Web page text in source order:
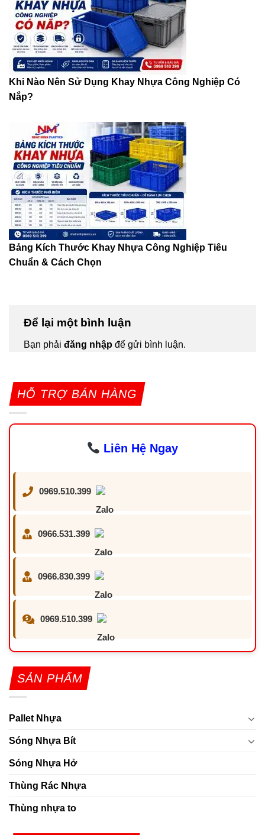
Khi Nào Nên Sử Dụng Khay Nhựa Công Nghiệp Có
Nắp?
Bảng Kích Thước Khay Nhựa Công Nghiệp Tiêu
Chuẩn & Cách Chọn
Để lại một bình luận
Bạn phải đăng nhập để gửi bình luận.
HỖ TRỢ BÁN HÀNG
Liên Hệ Ngay
0969.510.399
0966.531.399
0966.830.399
0969.510.399
SẢN PHẨM
Pallet Nhựa
Sóng Nhựa Bít
Sóng Nhựa Hở
Thùng Rác Nhựa
Thùng nhựa to